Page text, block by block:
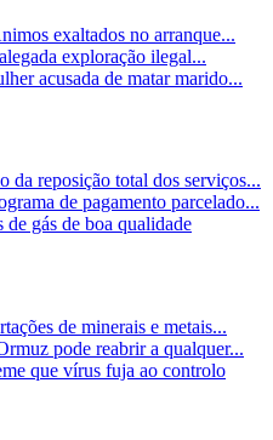
exaltados no arranque...
exploração ilegal...
acusada de matar marido...
da reposição total dos serviços...
de pagamento parcelado...
gás de boa qualidade
de minerais e metais...
pode reabrir a qualquer...
que vírus fuja ao controlo